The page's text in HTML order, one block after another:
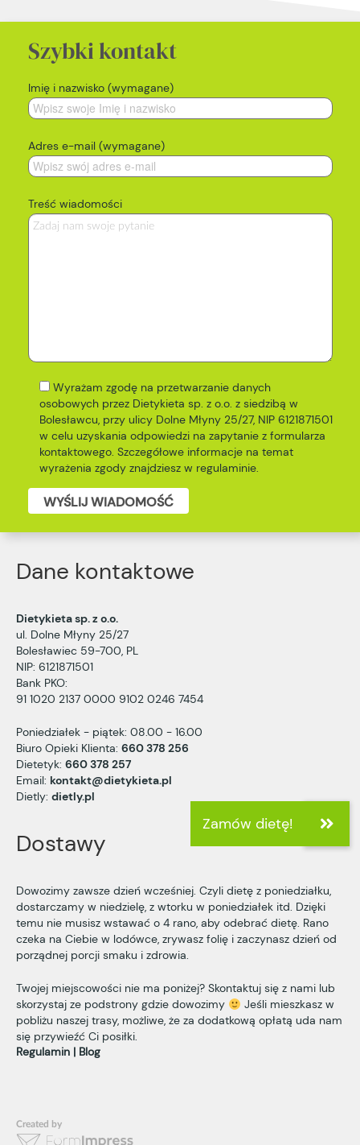
Dane kontaktowe
Dietykieta sp. z o.o.
ul. Dolne Młyny 25/27
Bolesławiec 59-700, PL
NIP: 6121871501
Bank PKO:
91 1020 2137 0000 9102 0246 7454
Poniedziałek - piątek: 08.00 - 16.00
Biuro Opieki Klienta: 660 378 256
Dietetyk: 660 378 257
Email: kontakt@dietykieta.pl
Dietly: dietly.pl
Dostawy
Dowozimy zawsze dzień wcześniej. Czyli dietę z poniedziałku,
dostarczamy w niedzielę, z wtorku w poniedziałek itd. Dzięki
temu nie musisz wstawać o 4 rano, aby odebrać dietę. Rano
czeka na Ciebie w lodówce, zrywasz folię i zaczynasz dzień od
porządnej porcji smaku i zdrowia.
Twojej miejscowości nie ma poniżej? Skontaktuj się z nami lub
skorzystaj ze podstrony gdzie dowozimy
Jeśli mieszkasz w
pobliżu naszej trasy, możliwe, że za dodatkową opłatą uda nam
się przywieźć Ci posiłki.
Szybki kontakt
Imię i nazwisko (wymagane)
Adres e-mail (wymagane)
Treść wiadomości
Wyrażam zgodę na przetwarzanie danych
osobowych przez Dietykieta sp. z o.o. z siedzibą w
Bolesławcu, przy ulicy Dolne Młyny 25/27, NIP 6121871501
w celu uzyskania odpowiedzi na zapytanie z formularza
kontaktowego. Szczegółowe informacje na temat
wyrażenia zgody znajdziesz w regulaminie.
WYŚLIJ WIADOMOŚĆ
Regulamin Blog
Created by